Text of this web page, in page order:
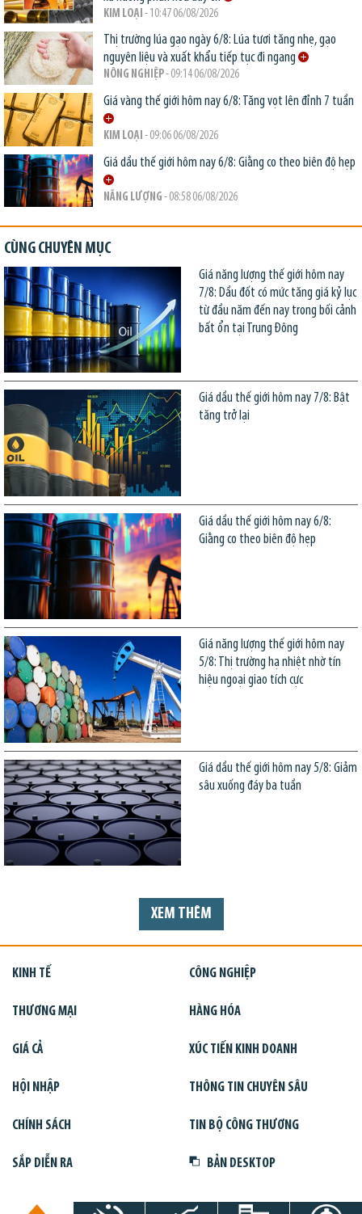
KIM LOẠI - 10:47 06/08/2026
Thị trường lúa gạo ngày 6/8: Lúa tươi tăng nhẹ, gạo
nguyên liệu và xuất khẩu tiếp tục đi ngang
NÔNG NGHIỆP- 09:14 06/08/2026
Giá vàng thế giới hôm nay 6/8: Tăng vọt lên đỉnh 7 tuần
KIM LOẠI - 09:06 06/08/2026
Giá dầu thế giới hôm nay 6/8: Giằng co theo biên độ hẹp
NĂNG LƯỢNG - 08:58 06/08/2026
CÙNG CHUYÊN MỤC
Giá năng lượng thế giới hôm nay
7/8: Dầu đốt có mức tăng giá kỷ lục
từ đầu năm đến nay trong bối cảnh
bất ổn tại Trung Đông
Giá dầu thế giới hôm nay 7/8: Bật
tăng trở lại
Giá dầu thế giới hôm nay 6/8:
Giằng co theo biên độ hẹp
Giá năng lượng thế giới hôm nay
5/8: Thị trường hạ nhiệt nhờ tín
hiệu ngoại giao tích cực
Giá dầu thế giới hôm nay 5/8: Giảm
sâu xuống đáy ba tuần
XEM THÊM
KINH TẾ CÔNG NGHIỆP
THƯƠNG MẠI HÀNG HÓA
GIÁ CẢ XÚC TIẾN KINH DOANH
HỘI NHẬP THÔNG TIN CHUYÊN SÂU
CHÍNH SÁCH TIN BỘ CÔNG THƯƠNG
SẮP DIỄN RA BẢN DESKTOP